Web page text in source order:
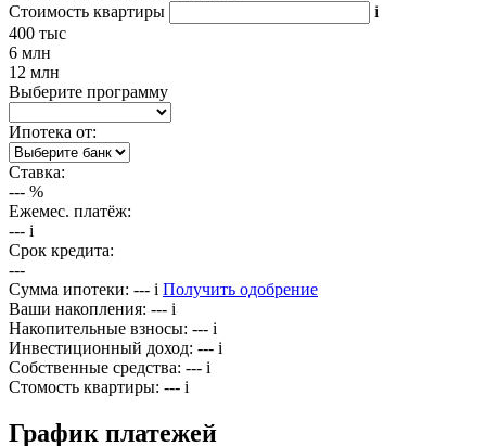
Стоимость квартиры
i
400 тыс
6 млн
12 млн
Выберите программу
Ипотека от:
Ставка:
--- %
Ежемес. платёж:
--- i
Срок кредита:
---
Сумма ипотеки: --- i Получить одобрение
Ваши накопления: --- i
Накопительные взносы: --- i
Инвестиционный доход: --- i
Собственные средства: --- i
Стомость квартиры: --- i
График платежей